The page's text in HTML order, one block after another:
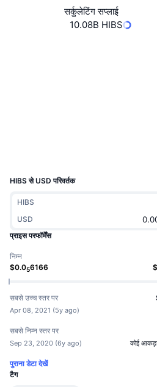
सर्कुलेटिंग सप्लाई
10.08B HIBS
HIBS से USD परिवर्तक
HIBS
USD
प्राइस परफॉर्मेंस
निम्न
$0.056166
$
सबसे उच्च स्तर पर
Apr 08, 2021 (5y ago)
सबसे निम्न स्तर पर
Sep 23, 2020 (6y ago) कोई
पुराना डेटा देखें
टैग